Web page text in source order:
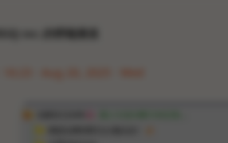
𝐙𝐆𝐐 ɪɴᴄ.的唠嗑频道